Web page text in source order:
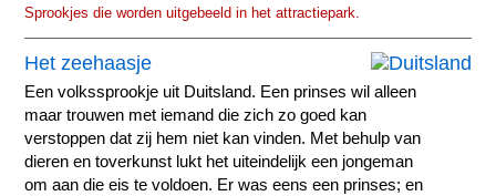
Sprookjes die worden uitgebeeld in het attractiepark.
Het zeehaasje
Een volkssprookje uit Duitsland. Een prinses wil alleen
maar trouwen met iemand die zich zo goed kan
verstoppen dat zij hem niet kan vinden. Met behulp van
dieren en toverkunst lukt het uiteindelijk een jongeman
om aan die eis te voldoen. Er was eens een prinses; en